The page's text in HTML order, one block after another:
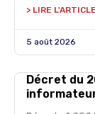
> LIRE L'ARTICLE
5 août 2026
Décret du